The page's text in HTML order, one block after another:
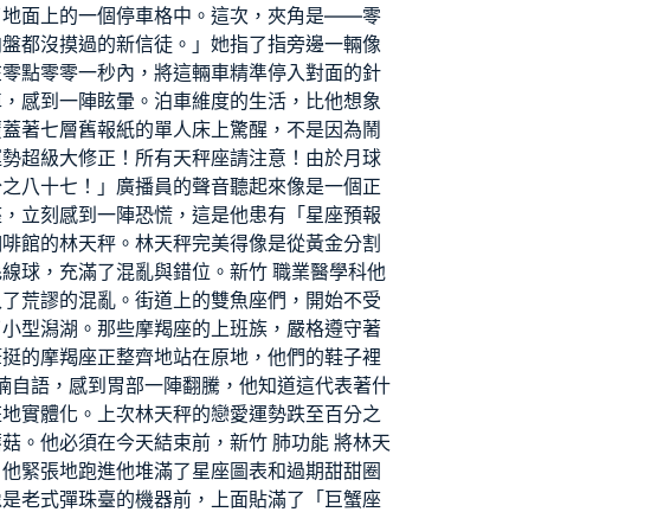
地面上的一個停車格中。這次，夾角是——零
都沒摸過的新信徒。」她指了指旁邊一輛像
點零零一秒內，將這輛車精準停入對面的針
感到一陣眩暈。泊車維度的生活，比他想象
著七層舊報紙的單人床上驚醒，不是因為鬧
超級大修正！所有天秤座請注意！由於月球
八十七！」廣播員的聲音聽起來像是一個正
立刻感到一陣恐慌，這是他患有「星座預報
館的林天秤。林天秤完美得像是從黃金分割
球，充滿了混亂與錯位。 新竹 職業醫學科他
荒謬的混亂。街道上的雙魚座們，開始不受
型潟湖。那些摩羯座的上班族，嚴格遵守著
的摩羯座正整齊地站在原地，他們的鞋子裡
語，感到胃部一陣翻騰，他知道這代表著什
實體化。上次林天秤的戀愛運勢跌至百分之
。他必須在今天結束前， 新竹 肺功能 將林天
緊張地跑進他堆滿了星座圖表和過期甜甜圈
老式彈珠臺的機器前，上面貼滿了「巨蟹座